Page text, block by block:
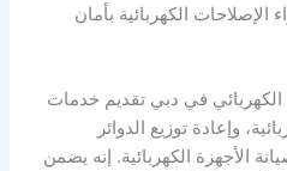
الإصلاحات الكهربائية بأمان
الكهربائي في دبي تقديم خدمات
وإعادة توزيع الدوائر
الأجهزة الكهربائية. إنه يضمن